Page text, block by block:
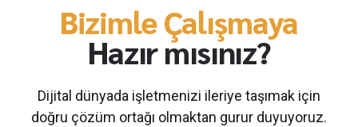
Bizimle Çalışmaya
Hazır mısınız?
Dijital dünyada işletmenizi ileriye taşımak için
doğru çözüm ortağı olmaktan gurur duyuyoruz.